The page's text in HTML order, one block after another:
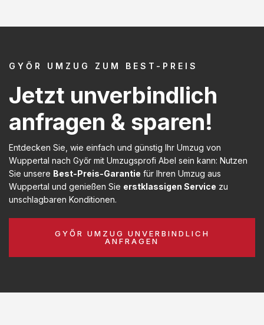
GYŐR UMZUG ZUM BEST-PREIS
Jetzt unverbindlich
anfragen & sparen!
Entdecken Sie, wie einfach und günstig Ihr Umzug von
Wuppertal nach Győr mit Umzugsprofi Abel sein kann: Nutzen
Sie unsere Best-Preis-Garantie für Ihren Umzug aus
Wuppertal und genießen Sie erstklassigen Service zu
unschlagbaren Konditionen.
GYŐR UMZUG UNVERBINDLICH
ANFRAGEN